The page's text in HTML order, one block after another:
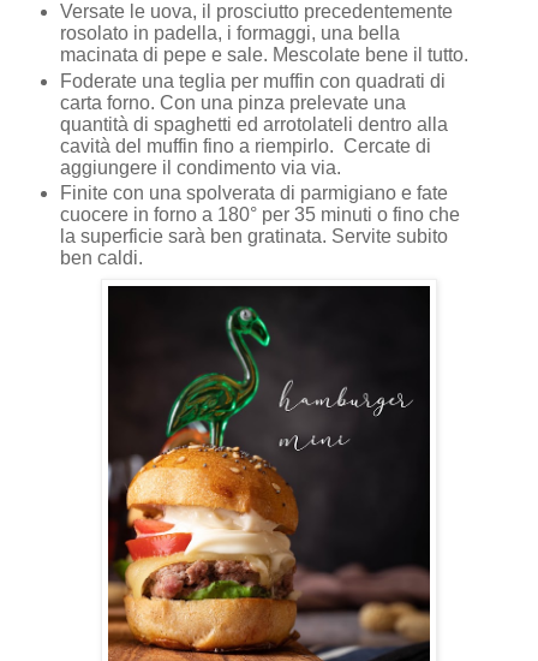
Versate le uova, il prosciutto precedentemente
rosolato in padella, i formaggi, una bella
macinata di pepe e sale. Mescolate bene il tutto.
Foderate una teglia per muffin con quadrati di
carta forno. Con una pinza prelevate una
quantità di spaghetti ed arrotolateli dentro alla
cavità del muffin fino a riempirlo. Cercate di
aggiungere il condimento via via.
Finite con una spolverata di parmigiano e fate
cuocere in forno a 180° per 35 minuti o fino che
la superficie sarà ben gratinata. Servite subito
ben caldi.